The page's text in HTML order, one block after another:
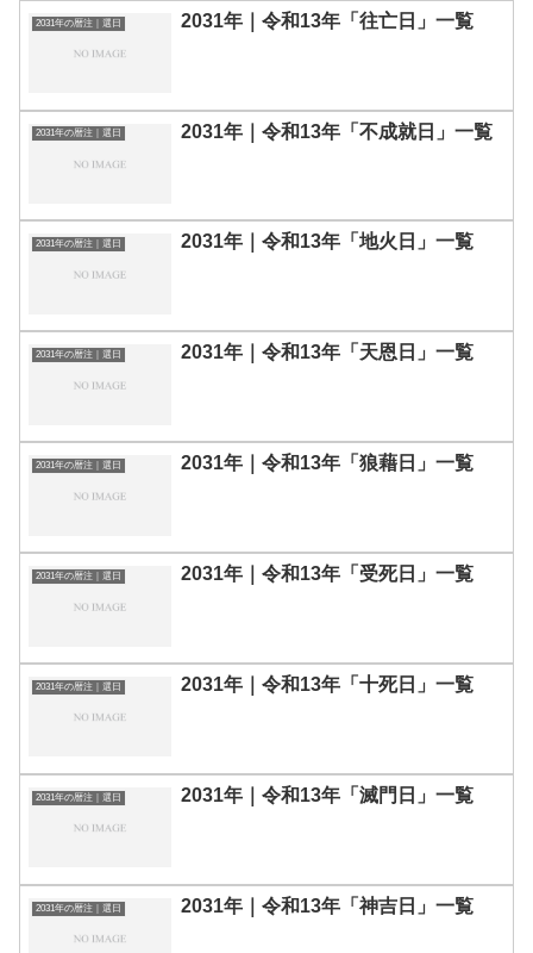
2031年の暦注｜選日 2031年｜令和13年「往亡日」一覧
2031年の暦注｜選日 2031年｜令和13年「不成就日」一覧
2031年の暦注｜選日 2031年｜令和13年「地火日」一覧
2031年の暦注｜選日 2031年｜令和13年「天恩日」一覧
2031年の暦注｜選日 2031年｜令和13年「狼藉日」一覧
2031年の暦注｜選日 2031年｜令和13年「受死日」一覧
2031年の暦注｜選日 2031年｜令和13年「十死日」一覧
2031年の暦注｜選日 2031年｜令和13年「滅門日」一覧
2031年の暦注｜選日 2031年｜令和13年「神吉日」一覧